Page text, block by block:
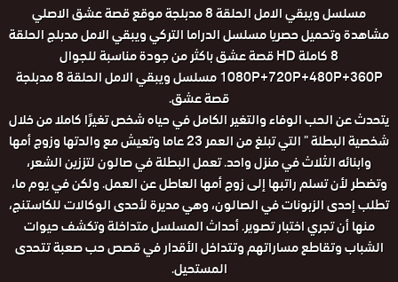
مسلسل ويبقي الامل الحلقة 8 مدبلجة موقع قصة عشق الاصلي
مشاهدة وتحميل حصريا مسلسل الدراما التركي ويبقي الامل مدبلج الحلقة
8 كاملة HD قصة عشق باكثر من جودة مناسبة للجوال
1080P+720P+480P+360P مسلسل ويبقي الامل الحلقة 8 مدبلجة
قصة عشق.
يتحدث عن الحب الوفاء والتغير الكامل في حياه شخص تغيرًا كاملا من خلال
شخصية البطلة " التي تبلغ من العمر 23 عاما وتعيش مع والدتها وزوج أمها
وابنائه الثلاث في منزل واحد. تعمل البطلة في صالون لتززين الشعر،
وتضطر لأن تسلم راتبها إلى زوج أمها العاطل عن العمل. ولكن في يوم ما،
تطلب إحدى الزبونات في الصالون، وهي مديرة لأحدى الوكالات للكاستنج،
منها أن تجري اختبار تصوير. أحداث المسلسل متداخلة وتكشف حيوات
الشباب وتقاطع مساراتهم وتتداخل الأقدار في قصص حب صعبة تتحدى
المستحيل.